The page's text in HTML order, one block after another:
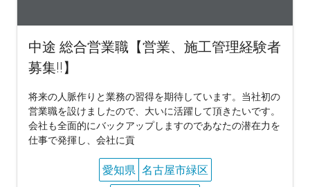
中途 総合営業職【営業、施工管理経験者
募集!!】
将来の人脈作りと業務の習得を期待しています。当社初の
営業職を設けましたので、大いに活躍して頂きたいです。
会社も全面的にバックアップしますのであなたの潜在力を
仕事で発揮し、会社に貢
愛知県 名古屋市緑区